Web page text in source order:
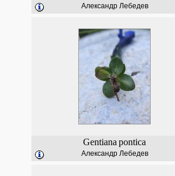
Александр Лебедев
Gentiana pontica
Александр Лебедев